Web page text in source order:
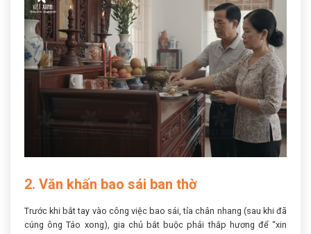
2. Văn khấn bao sái ban thờ
Trước khi bắt tay vào công việc bao sái, tỉa chân nhang (sau khi đã
cúng ông Táo xong), gia chủ bắt buộc phải thắp hương để “xin